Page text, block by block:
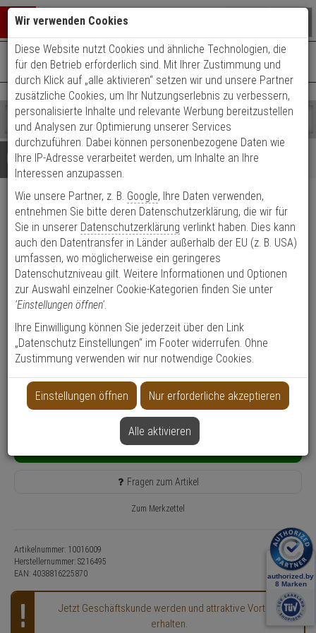
Warenkorb schließen
0 ARTIKEL IM WARENKORB
Ihr Warenkorb ist momentan leer.
Ergebnisse ()
Fertig
Shop
durchsuchen
Bitte
geben
Sie
Zeichen
ein,
um
Suche
starten.
Es
wurde
noch
Suche
gestartet
+49 (0)821 899 493-0Mo. - Do.: 8:00 - 16:30 | Fr.: 8:00 - 14:00 Uhr
Details Beratung
Patchkabel RJ45, CAT6A
500Mhz, 3m S-STP(S/FTP)
Produktmerkmale
Datenblatt drucken
5,15 €
Grundpreis: 1 Meter =1,72 €
Lieferzeit: 3-4 Werktage**
150 Stück lagernd
In den Warenkorb
Fragen zum Artikel
Zum Merkzettel
Artikelnummer: 10016009
Herstellernummer: S216495
EAN: 4038816225870
Jetzt Geschäftskunde werden und attraktive Vorteile
erhalten.
Wir verwenden Cookies
Diese Website nutzt Cookies und ähnliche Technologien, die
für den Betrieb erforderlich sind. Mit Ihrer Zustimmung und
durch Klick auf „alle aktivieren“ setzen wir und unsere Partner
zusätzliche Cookies, um Ihr Nutzungserlebnis zu verbessern,
personalisierte Inhalte und relevante Werbung bereitzustellen
und Analysen zur Optimierung unserer Services
durchzuführen. Dabei können personenbezogene Daten wie
Ihre IP-Adresse verarbeitet werden, um Inhalte an Ihre
Interessen anzupassen.
Wie unsere Partner, z. B. Google, Ihre Daten verwenden,
entnehmen Sie bitte deren Datenschutzerklärung, die wir für
Sie in unserer Datenschutzerklärung verlinkt haben. Dies kann
auch den Datentransfer in Länder außerhalb der EU (z. B. USA)
umfassen, wo möglicherweise ein geringeres
Datenschutzniveau gilt. Weitere Informationen und Optionen
zur Auswahl einzelner Cookie-Kategorien finden Sie unter
'Einstellungen öffnen'.
Ihre Einwilligung können Sie jederzeit über den Link
„Datenschutz Einstellungen“ im Footer widerrufen. Ohne
Zustimmung verwenden wir nur notwendige Cookies.
Einstellungen öffnen Nur erforderliche akzeptieren
Alle aktivieren